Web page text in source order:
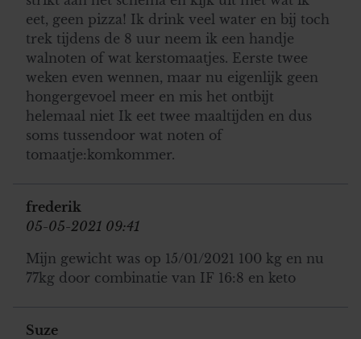
eet, geen pizza! Ik drink veel water en bij toch
trek tijdens de 8 uur neem ik een handje
walnoten of wat kerstomaatjes. Eerste twee
weken even wennen, maar nu eigenlijk geen
hongergevoel meer en mis het ontbijt
helemaal niet Ik eet twee maaltijden en dus
soms tussendoor wat noten of
tomaatje:komkommer.
frederik
05-05-2021 09:41
Mijn gewicht was op 15/01/2021 100 kg en nu
77kg door combinatie van IF 16:8 en keto
Suze